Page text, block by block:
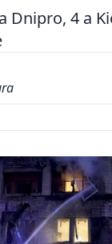
Dnipro, 4 a